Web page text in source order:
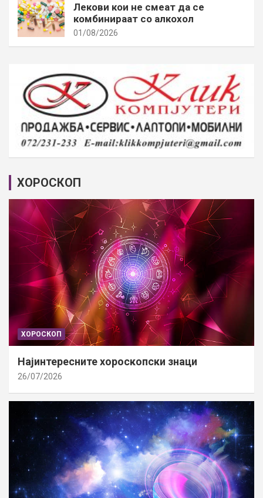
Лекови кои не смеат да се
комбинираат со алкохол
01/08/2026
ХОРОСКОП
ХОРОСКОП
Најинтересните хороскопски знаци
26/07/2026